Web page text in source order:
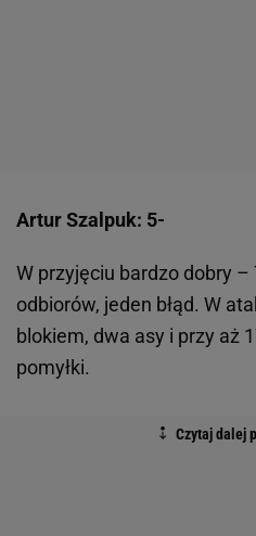
Artur Szalpuk: 5-
W przyjęciu bardzo dobry
odbiorów, jeden błąd. W
blokiem, dwa asy i przy aż
pomyłki.